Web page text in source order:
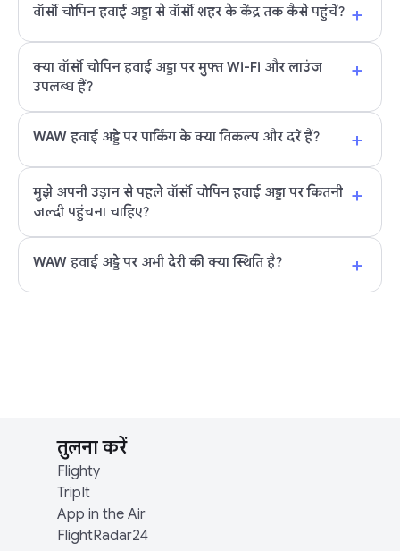
वॉर्सॉ चोपिन हवाई अड्डा से वॉर्सॉ शहर के केंद्र तक कैसे पहुंचें? +
क्या वॉर्सॉ चोपिन हवाई अड्डा पर मुफ्त Wi-Fi और लाउंज
उपलब्ध हैं?
+
WAW हवाई अड्डे पर पार्किंग के क्या विकल्प और दरें हैं? +
मुझे अपनी उड़ान से पहले वॉर्सॉ चोपिन हवाई अड्डा पर कितनी
जल्दी पहुंचना चाहिए?
+
WAW हवाई अड्डे पर अभी देरी की क्या स्थिति है? +
तुलना करें
Flighty
TripIt
App in the Air
FlightRadar24